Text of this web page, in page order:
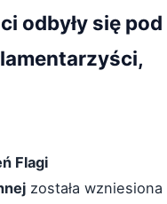
odbyły się pod
Flagi
została wzniesiona